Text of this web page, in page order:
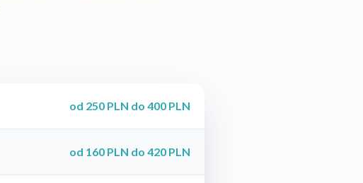
od 250 PLN do 400 PLN
od 160 PLN do 420 PLN